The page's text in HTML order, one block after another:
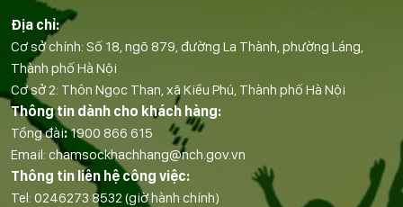
Địa chỉ:
Cơ sở chính: Số 18, ngõ 879, đường La Thành, phường Láng,
Thành phố Hà Nội
Cơ sở 2: Thôn Ngọc Than, xã Kiều Phú, Thành phố Hà Nội
Thông tin dành cho khách hàng:
Tổng đài:1900 866 615
Email: chamsockhachhang@nch.gov.vn
Thông tin liên hệ công việc:
Tel: 0246273 8532 (giờ hành chính)